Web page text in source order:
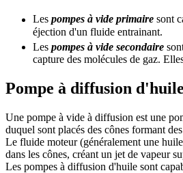
Les pompes à vide primaire sont
éjection d'un fluide entrainant.
Les pompes à vide secondaire
capture des molécules de gaz.
Pompe à diffusion d'huile
Une pompe à vide à diffusion est une
duquel sont placés des cônes formant
Le fluide moteur (généralement une
dans les cônes, créant un jet de vapeur
Les pompes à diffusion d'huile sont